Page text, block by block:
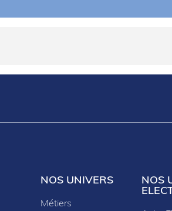
NOS UNIVERS
Métiers
NOS